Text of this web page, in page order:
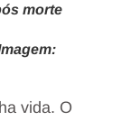
morte
vida. O